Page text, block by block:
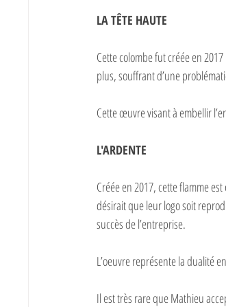
LA TÊTE HAUTE
Cette colombe fut créée en
plus, souffrant d’une
Cette œuvre visant à embellir
L'ARDENTE
Créée en 2017, cette flamme
désirait que leur logo soit
succès de l’entreprise.
L’oeuvre représente la dualité
Il est très rare que Mathieu